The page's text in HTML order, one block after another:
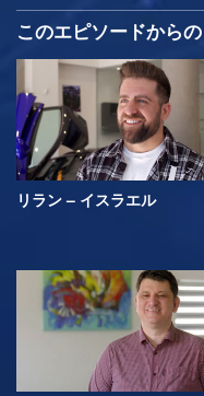
このエピソードからの
リラン – イスラエル